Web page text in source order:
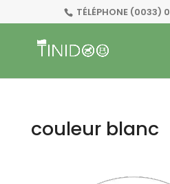
TÉLÉPHONE (0033)
couleur blanc